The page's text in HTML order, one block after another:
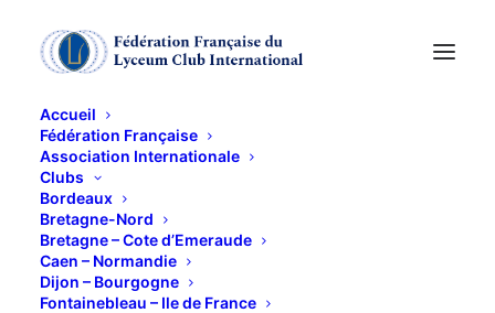
Accueil
Fédération Française
Association Internationale
Clubs
Bordeaux
Bretagne-Nord
Bretagne – Cote d’Emeraude
Caen – Normandie
Dijon – Bourgogne
Fontainebleau – Ile de France
PARISIENNE